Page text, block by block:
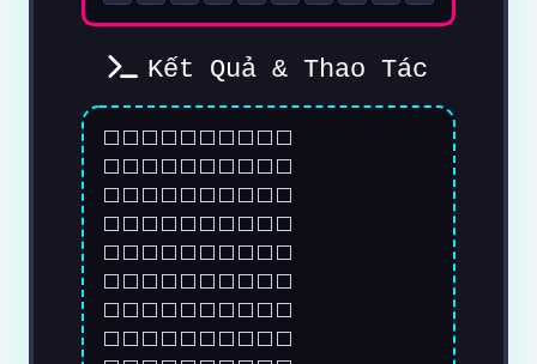
Kết Quả & Thao Tác
⬜⬜⬜⬜⬜⬜⬜⬜⬜⬜
⬜⬜⬜⬜⬜⬜⬜⬜⬜⬜
⬜⬜⬜⬜⬜⬜⬜⬜⬜⬜
⬜⬜⬜⬜⬜⬜⬜⬜⬜⬜
⬜⬜⬜⬜⬜⬜⬜⬜⬜⬜
⬜⬜⬜⬜⬜⬜⬜⬜⬜⬜
⬜⬜⬜⬜⬜⬜⬜⬜⬜⬜
⬜⬜⬜⬜⬜⬜⬜⬜⬜⬜